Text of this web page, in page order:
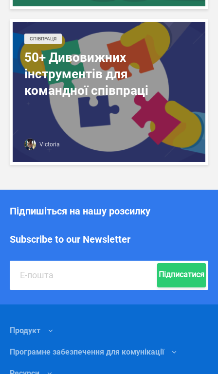
СПІВПРАЦЯ
50+ Дивовижних
інструментів для
командної співпраці
Victoria
Підпишіться на нашу розсилку
Subscribe to our Newsletter
Підписатися
Продукт
Функції
Програмне забезпечення для комунікації